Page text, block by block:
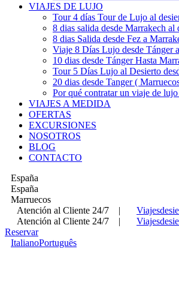
VIAJES DE LUJO
Tour 4 días Tour de Lujo al
8 dias salida desde Marrakech al
8 dias Salida desde Fez a
Viaje 8 Días Lujo desde Tánger
10 dias desde Tánger Hasta
Tour 5 Días Lujo al Desierto
20 dias desde Tanger (
Por qué contratar un viaje de
VIAJES A MEDIDA
OFERTAS
EXCURSIONES
NOSOTROS
BLOG
CONTACTO
España
España
Marruecos
Atención al Cliente 24/7
|
Atención al Cliente 24/7
|
Reservar
ItalianoPortuguês